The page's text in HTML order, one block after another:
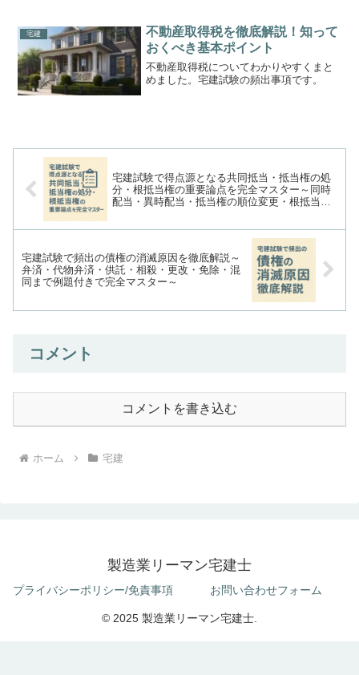
おく必要があります。本記事では、不動
産取得税の基本的な仕組み...
宅建
不動産取得税を徹底解説！知って
おくべき基本ポイント
不動産取得税についてわかりやすくまと
めました。宅建試験の頻出事項です。
宅建試験で得点源となる共同抵当・抵当権の処
分・根抵当権の重要論点を完全マスター～同時
配当・異時配当・抵当権の順位変更・根抵当権
宅建試験で頻出の債権の消滅原因を徹底解説～
弁済・代物弁済・供託・相殺・更改・免除・混
同まで例題付きで完全マスター～
コメント
コメントを書き込む
ホーム 宅建
製造業リーマン宅建士
プライバシーポリシー/免責事項 お問い合わせフォーム
© 2025 製造業リーマン宅建士.